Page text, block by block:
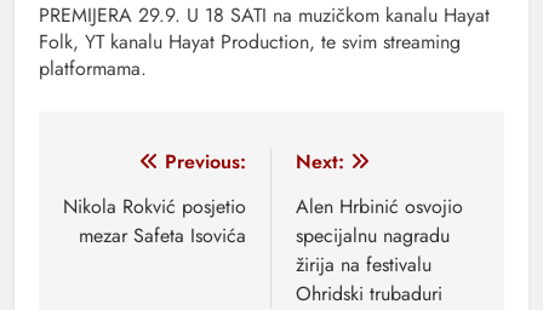
PREMIJERA 29.9. U 18 SATI na muzičkom kanalu Hayat
Folk, YT kanalu Hayat Production, te svim streaming
platformama.
Navigacija
članaka
Previous:
Nikola Rokvić posjetio
mezar Safeta Isovića
Next:
Alen Hrbinić osvojio
specijalnu nagradu
žirija na festivalu
Ohridski trubaduri